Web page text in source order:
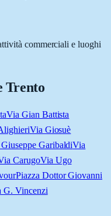
commerciali e luoghi
Trento
Via Gian Battista
Via Giosuè
GaribaldiVia
CarugoVia Ugo
Piazza Dottor Giovanni
G. Vincenzi